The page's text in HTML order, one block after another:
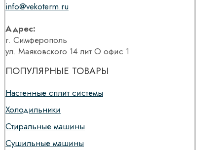
info@vekoterm.ru
Адрес:
г. Симферополь
ул. Маяковского 14 лит О офис 1
ПОПУЛЯРНЫЕ ТОВАРЫ
Настенные сплит системы
Холодильники
Стиральные машины
Сушильные машины